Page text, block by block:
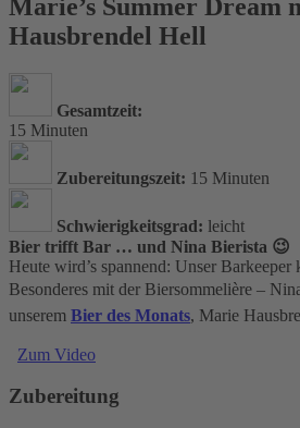
Marie’s Summer Dream
Hausbrendel Hell
Gesamtzeit:
15 Minuten
Zubereitungszeit: 15 Minuten
Schwierigkeitsgrad: leicht
Bier trifft Bar … und Nina Bierista 😉
Heute wird’s spannend: Unser Barkeeper
Besonderes mit der Biersommelière –
unserem Bier des Monats, Marie
Zum Video
Zubereitung